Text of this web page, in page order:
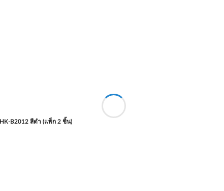
B2012 สีดำ (แพ็ก 2 ชิ้น)